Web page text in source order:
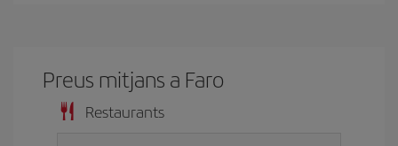
Preus mitjans a Faro
Restaurants